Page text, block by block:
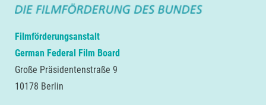
Filmförderungsanstalt
German Federal Film Board
Große Präsidentenstraße 9
10178 Berlin